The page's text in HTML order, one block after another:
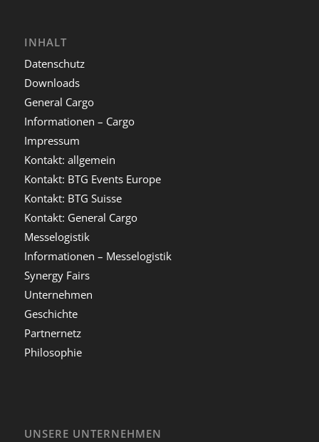
INHALT
Datenschutz
Downloads
General Cargo
Informationen – Cargo
Impressum
Kontakt: allgemein
Kontakt: BTG Events Europe
Kontakt: BTG Suisse
Kontakt: General Cargo
Messelogistik
Informationen – Messelogistik
Synergy Fairs
Unternehmen
Geschichte
Partnernetz
Philosophie
UNSERE UNTERNEHMEN